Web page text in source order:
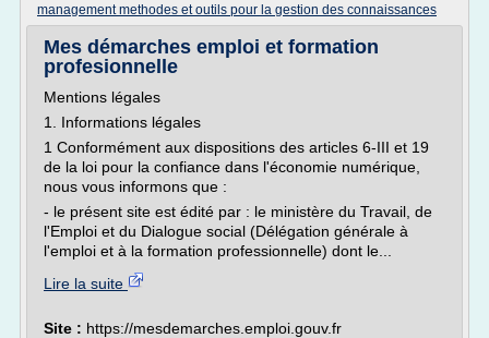
management methodes et outils pour la gestion des connaissances
Mes démarches emploi et formation
profesionnelle
Mentions légales
1. Informations légales
1 Conformément aux dispositions des articles 6-III et 19
de la loi pour la confiance dans l'économie numérique,
nous vous informons que :
- le présent site est édité par : le ministère du Travail, de
l'Emploi et du Dialogue social (Délégation générale à
l'emploi et à la formation professionnelle) dont le...
Lire la suite
Site : https://mesdemarches.emploi.gouv.fr